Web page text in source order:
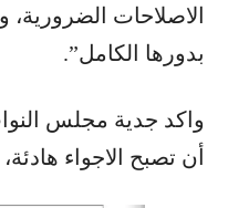
الاصلاحات الضرورية،
بدورها الكامل”.
واكد جدية مجلس
أن تصبح الاجواء